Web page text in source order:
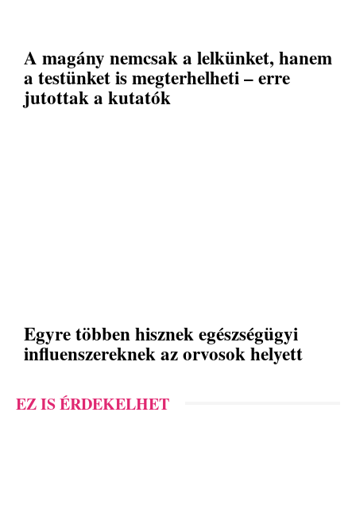
A magány nemcsak a lelkünket, hanem
a testünket is megterhelheti – erre
jutottak a kutatók
Egyre többen hisznek egészségügyi
influenszereknek az orvosok helyett
EZ IS ÉRDEKELHET